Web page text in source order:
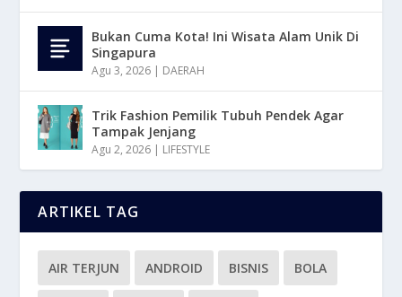
Bukan Cuma Kota! Ini Wisata Alam Unik Di
Singapura
Agu 3, 2026 | DAERAH
Trik Fashion Pemilik Tubuh Pendek Agar
Tampak Jenjang
Agu 2, 2026 | LIFESTYLE
ARTIKEL TAG
AIR TERJUN ANDROID BISNIS BOLA